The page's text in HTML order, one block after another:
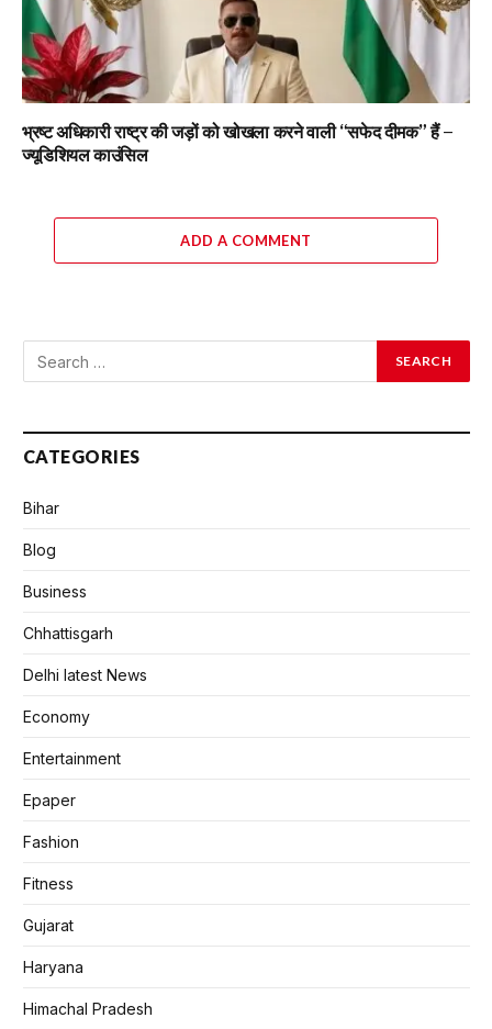
भ्रष्ट अधिकारी राष्ट्र की जड़ों को खोखला करने वाली “सफेद दीमक” हैं –
ज्यूडिशियल काउंसिल
ADD A COMMENT
CATEGORIES
Bihar
Blog
Business
Chhattisgarh
Delhi latest News
Economy
Entertainment
Epaper
Fashion
Fitness
Gujarat
Haryana
Himachal Pradesh